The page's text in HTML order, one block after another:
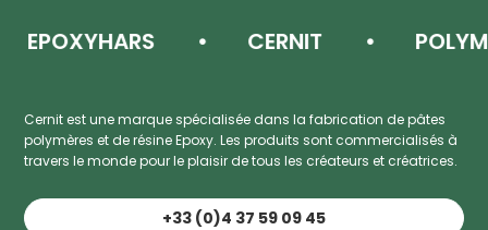
CERNIT
Cernit est une marque spécialisée dans la fabrication de pâtes
polymères et de résine Epoxy. Les produits sont commercialisés à
travers le monde pour le plaisir de tous les créateurs et créatrices.
+33 (0)4 37 59 09 45